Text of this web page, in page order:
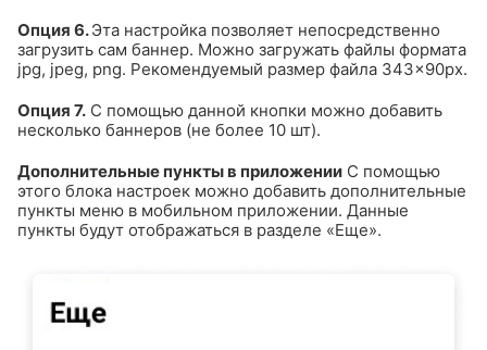
Опция 6.Эта настройка позволяет непосредственно
загрузить сам баннер. Можно загружать файлы формата
jpg, jpeg, png. Рекомендуемый размер файла 343×90рх.
Опция 7. С помощью данной кнопки можно добавить
несколько баннеров (не более 10 шт).
Дополнительные пункты в приложении С помощью
этого блока настроек можно добавить дополнительные
пункты меню в мобильном приложении. Данные
пункты будут отображаться в разделе «Еще».